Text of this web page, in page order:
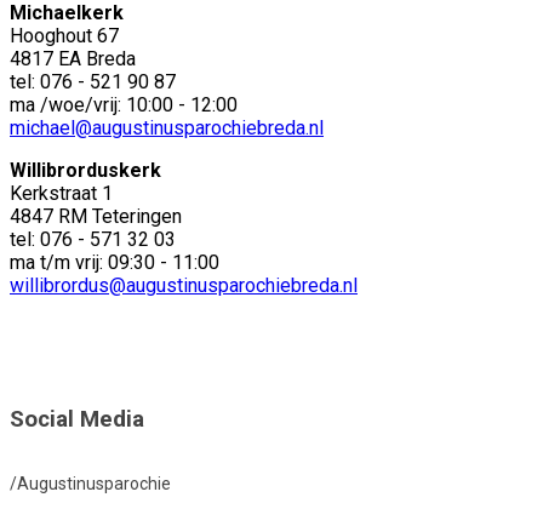
Michaelkerk
Hooghout 67
4817 EA Breda
tel: 076 - 521 90 87
ma /woe/vrij: 10:00 - 12:00
michael@augustinusparochiebreda.nl
Willibrorduskerk
Kerkstraat 1
4847 RM Teteringen
tel: 076 - 571 32 03
ma t/m vrij: 09:30 - 11:00
willibrordus@augustinusparochiebreda.nl
Social Media
/Augustinusparochie